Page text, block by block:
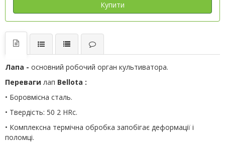
Купити
Лапа - основний робочий орган культиватора.
Переваги лап Bellota :
• Боровмісна сталь.
• Твердість: 50 2 HRc.
• Комплексна термічна обробка запобігає деформації і
поломці.